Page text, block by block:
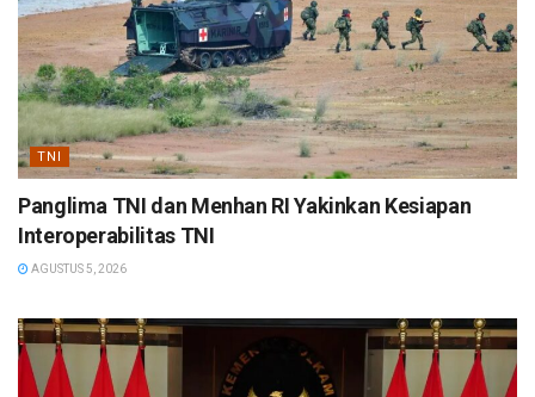
TNI
Panglima TNI dan Menhan RI Yakinkan Kesiapan
Interoperabilitas TNI
AGUSTUS 5, 2026